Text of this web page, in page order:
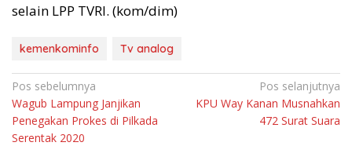
selain LPP TVRI. (kom/dim)
kemenkominfo Tv analog
Navigasi
pos
Pos sebelumnya
Wagub Lampung Janjikan
Penegakan Prokes di Pilkada
Serentak 2020
Pos selanjutnya
KPU Way Kanan Musnahkan
472 Surat Suara